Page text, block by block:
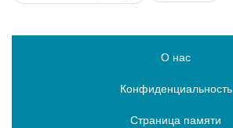
О нас
Конфиденциальность
Страница памяти